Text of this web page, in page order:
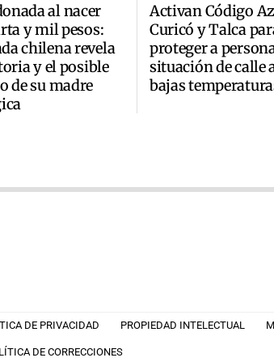
al nacer
y mil pesos:
chilena revela
y el posible
de su madre
Activan Código
Curicó y Talca
proteger a
situación de calle
bajas
DE PRIVACIDAD PROPIEDAD INTELECTUAL
DE CORRECCIONES